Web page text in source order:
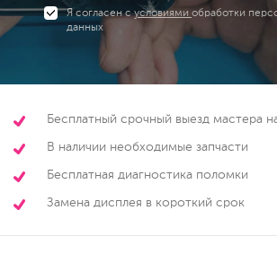
Я согласен сусловиями обработки
данных
Бесплатный срочный выезд мастера
В наличии необходимые запчасти
Бесплатная диагностика поломки
Замена дисплея в короткий срок